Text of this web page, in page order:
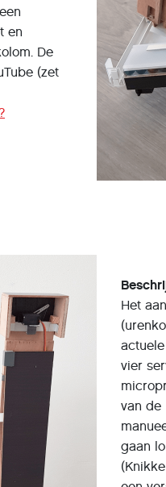
en
De
(zet
Het
vier
van de
gaan